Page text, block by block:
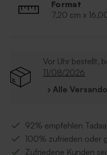
Format
7,20 cm x
Vor Uhr bestellt,
11/08/2026
› Alle
92% empfehlen
100% zufrieden oder
Zufriedene Kunden